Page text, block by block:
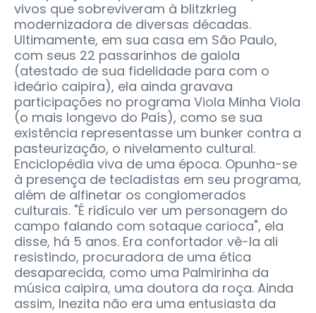
vivos que sobreviveram à blitzkrieg
modernizadora de diversas décadas.
Ultimamente, em sua casa em São Paulo,
com seus 22 passarinhos de gaiola
(atestado de sua fidelidade para com o
ideário caipira), ela ainda gravava
participações no programa Viola Minha Viola
(o mais longevo do País), como se sua
existência representasse um bunker contra a
pasteurização, o nivelamento cultural.
Enciclopédia viva de uma época. Opunha-se
à presença de tecladistas em seu programa,
além de alfinetar os conglomerados
culturais. "É ridículo ver um personagem do
campo falando com sotaque carioca", ela
disse, há 5 anos. Era confortador vê-la ali
resistindo, procuradora de uma ética
desaparecida, como uma Palmirinha da
música caipira, uma doutora da roça. Ainda
assim, Inezita não era uma entusiasta da